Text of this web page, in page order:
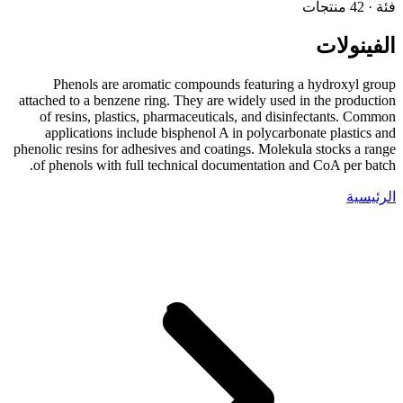
فئة · 42 منتجات
الفينولات
Phenols are aromatic compounds featuring a hydroxyl group
attached to a benzene ring. They are widely used in the production
of resins, plastics, pharmaceuticals, and disinfectants. Common
applications include bisphenol A in polycarbonate plastics and
phenolic resins for adhesives and coatings. Molekula stocks a range
of phenols with full technical documentation and CoA per batch.
الرئيسية